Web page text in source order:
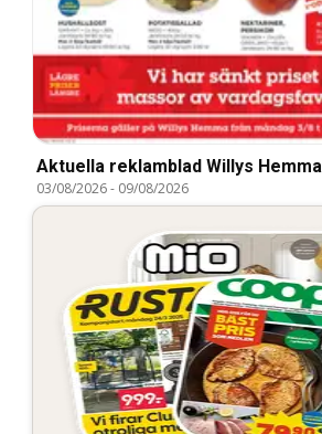
Aktuella reklamblad Willys Hemma
03/08/2026- 09/08/2026